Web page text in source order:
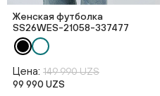
Женская футболка
SS26WES-21058-337477
Цена: 149 990 UZS
99 990 UZS